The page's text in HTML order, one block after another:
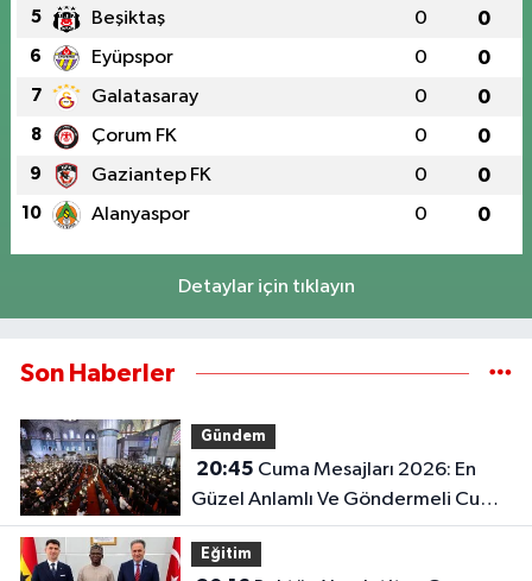
5 Beşiktaş 0 0
6 Eyüpspor 0 0
7 Galatasaray 0 0
8 Çorum FK 0 0
9 Gaziantep FK 0 0
10 Alanyaspor 0 0
Detaylar için tıklayın
Son Haberler
Gündem
20:45
Güzel Anlamlı Ve Göndermeli Cuma
Sözleri..
Eğitim